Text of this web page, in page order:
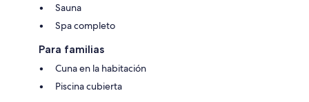
Sauna
Spa completo
Para familias
Cuna en la habitación
Piscina cubierta